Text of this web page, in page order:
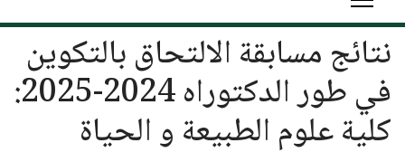
نتائج مسابقة الالتحاق بالتكوين
في طور الدكتوراه 2024-2025:
كلية علوم الطبيعة و الحياة